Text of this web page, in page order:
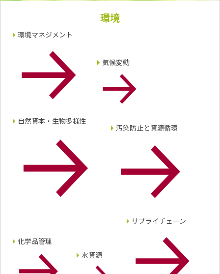
モビリティソリューションズ事業部
ライフ＆ヘルスケア製品事業部
ナガセバイオイノベーションセンター
ナガセアプリケーションワークショップ
未来共創室
NAGASEバイオテック室
IRニュース：2026年
個人株主・投資家の皆様へ
財務情報
社会
サステナビリティデータ集
環境
環境マネジメント
気候変動
自然資本・生物多様性
汚染防止と資源循環
化学品管理
水資源
サプライチェーン